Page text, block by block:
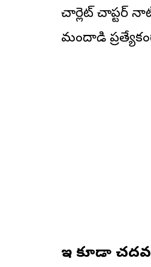
చార్లెట్ చాప్టర్
మందాడి
ఇవి కూడా